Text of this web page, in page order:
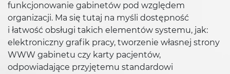
funkcjonowanie gabinetów pod względem
organizacji. Ma się tutaj na myśli dostępność
i łatwość obsługi takich elementów systemu, jak:
elektroniczny grafik pracy, tworzenie własnej strony
WWW gabinetu czy karty pacjentów,
odpowiadające przyjętemu standardowi